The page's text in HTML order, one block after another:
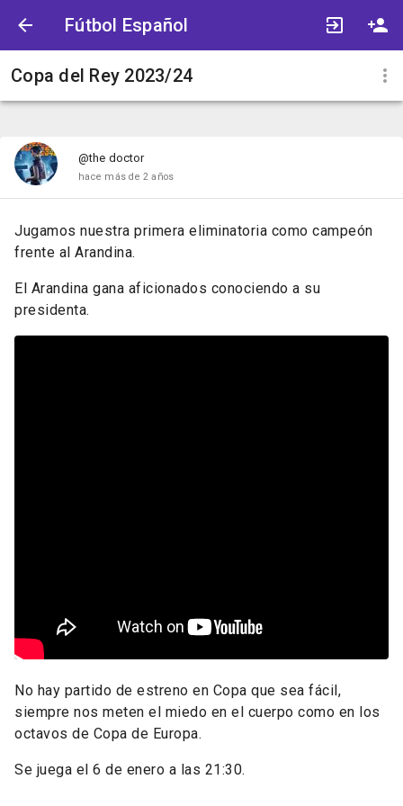
Fútbol Español
Copa del Rey 2023/24
@the doctor
hace más de 2 años
Jugamos nuestra primera eliminatoria como campeón
frente al Arandina.
El Arandina gana aficionados conociendo a su
presidenta.
No hay partido de estreno en Copa que sea fácil,
siempre nos meten el miedo en el cuerpo como en los
octavos de Copa de Europa.
Se juega el 6 de enero a las 21:30.